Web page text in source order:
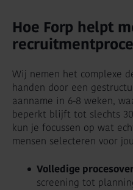
Hoe Forp helpt
Wij nemen het complexe
handen door een
aanname in 6-8 weken,
beperkt blijft tot slechts
kun je focussen op wat
mensen selecteren voor
Volledige
screening tot